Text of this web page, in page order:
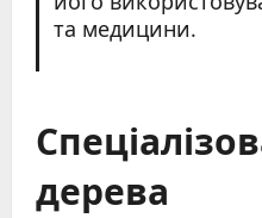
та медицини.
дерева